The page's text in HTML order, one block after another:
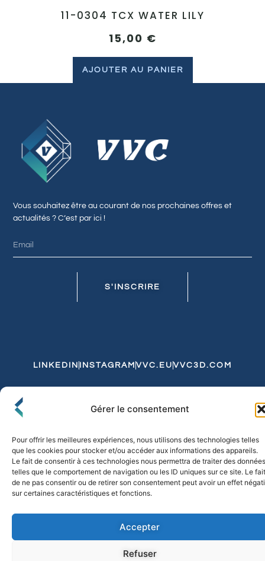
Gérer le consentement
Pour offrir les meilleures expériences, nous utilisons des technologies telles
que les cookies pour stocker et/ou accéder aux informations des appareils.
Le fait de consentir à ces technologies nous permettra de traiter des données
telles que le comportement de navigation ou les ID uniques sur ce site. Le fait
de ne pas consentir ou de retirer son consentement peut avoir un effet
sur certaines caractéristiques et fonctions.
Accepter
Refuser
11-0304 TCX WATER LILY
15,00 €
AJOUTER AU PANIER
Vous souhaitez être au courant de nos prochaines offres et
actualités ? C’est par ici !
S'INSCRIRE
LINKEDIN INSTAGRAM VVC.EU VVC3D.COM
Politique de Confidentialité et de CookiesExpédition et Livraison
© 2026 FLO & CO. All Rights Reserved